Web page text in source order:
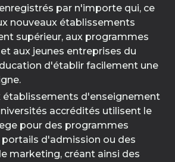
par n'importe qui, ce
nouveaux établissements
supérieur, aux programmes
aux jeunes entreprises du
d'établir facilement une
établissements d'enseignement
accrédités utilisent le
pour des programmes
portails d'admission ou des
marketing, créant ainsi des